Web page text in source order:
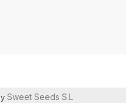
Sweet Seeds S.L